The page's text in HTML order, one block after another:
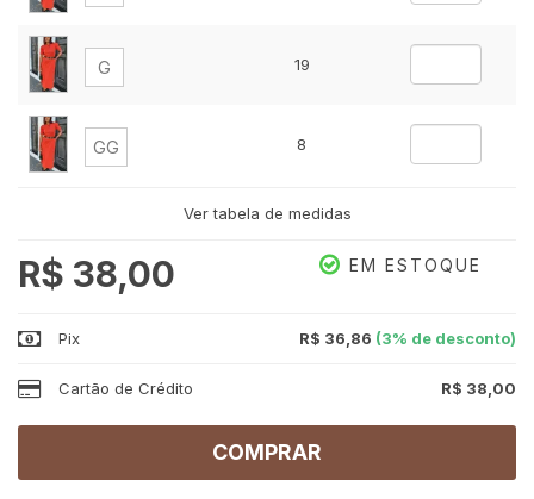
G 19
GG 8
8
Ver tabela de medidas
R$ 38,00 EM ESTOQUE
Pix R$ 36,86 (3% de desconto)
Cartão de Crédito R$ 38,00
COMPRAR